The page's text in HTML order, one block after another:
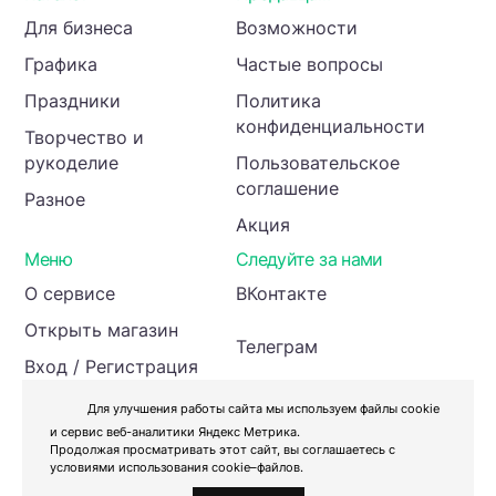
Для бизнеса
Графика
Праздники
Творчество и
рукоделие
Разное
Возможности
Частые вопросы
Политика
конфиденциальности
Пользовательское
соглашение
Акция
Меню
О сервисе
Открыть магазин
Вход / Регистрация
Инвесторам
Следуйте за нами
ВКонтакте
Телеграм
Для улучшения работы сайта мы используем файлы cookie
и сервис веб-аналитики Яндекс Метрика.
Продолжая просматривать этот сайт, вы соглашаетесь с
условиями использования cookie–файлов.